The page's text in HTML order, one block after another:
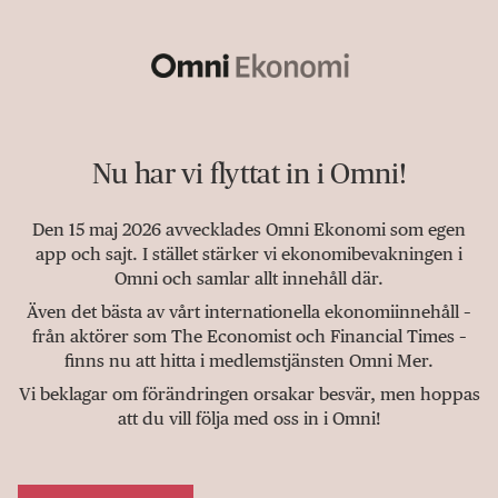
Nu har vi flyttat in i Omni!
Den 15 maj 2026 avvecklades Omni Ekonomi som egen
app och sajt. I stället stärker vi ekonomibevakningen i
Omni och samlar allt innehåll där.
Även det bästa av vårt internationella ekonomiinnehåll –
från aktörer som The Economist och Financial Times –
finns nu att hitta i medlemstjänsten Omni Mer.
Vi beklagar om förändringen orsakar besvär, men hoppas
att du vill följa med oss in i Omni!